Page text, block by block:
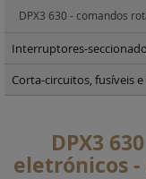
DPX3
eletrónicos
DPX3 630 - comandos
Interruptores-
Corta-circuitos, fusíveis